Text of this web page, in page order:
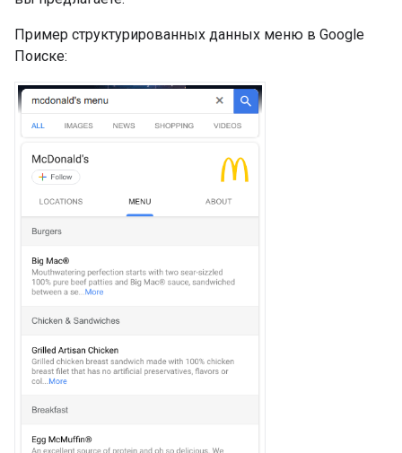
Пример структурированных данных меню в Google
Поиске: